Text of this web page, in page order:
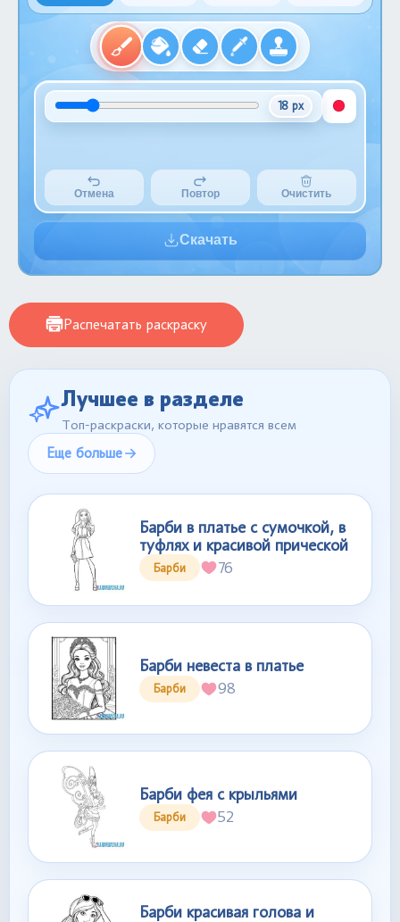
18 px
Отмена Повтор Очистить
Скачать
Распечатать раскраску
Лучшее в разделе
Топ-раскраски, которые нравятся всем
Еще больше
Барби в платье с сумочкой, в
туфлях и красивой прической
Барби 76
Барби невеста в платье
Барби 98
Барби фея с крыльями
Барби 52
Барби красивая голова и